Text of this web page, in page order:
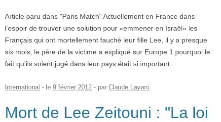
Article paru dans "Paris Match" Actuellement en France dans
l’espoir de trouver une solution pour «emmener en Israël» les
Français qui ont mortellement fauché leur fille Lee, il y a presque
six mois, le père de la victime a expliqué sur Europe 1 pourquoi le
fait qu’ils soient jugé dans leur pays était si important ...
International - le 9 février 2012 - par Claude Layani.
Mort de Lee Zeitouni : "La loi